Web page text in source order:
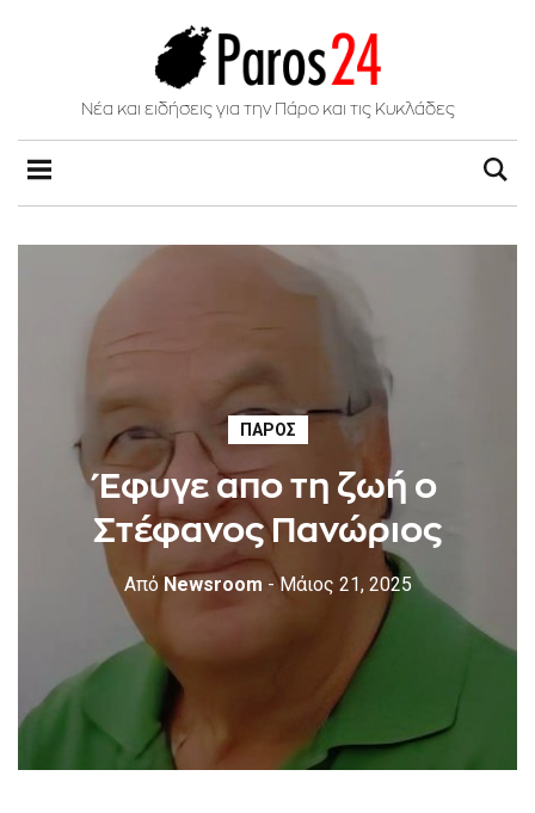
Νέα και ειδήσεις για την Πάρο και τις Κυκλάδες
ΠΆΡΟΣ
Έφυγε απο τη ζωή ο
Στέφανος Πανώριος
ΑπόNewsroom - Μάιος 21, 2025